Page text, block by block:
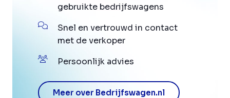
gebruikte bedrijfswagens
Snel en vertrouwd in contact
met de verkoper
Persoonlijk advies
Meer over Bedrijfswagen.nl